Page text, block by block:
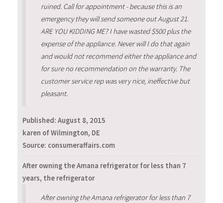
ruined. Call for appointment - because this is an
emergency they will send someone out August 21.
ARE YOU KIDDING ME? I have wasted $500 plus the
expense of the appliance. Never will I do that again
and would not recommend either the appliance and
for sure no recommendation on the warranty. The
customer service rep was very nice, ineffective but
pleasant.
Published: August 8, 2015
karen of Wilmington, DE
Source: consumeraffairs.com
After owning the Amana refrigerator for less than 7
years, the refrigerator
After owning the Amana refrigerator for less than 7